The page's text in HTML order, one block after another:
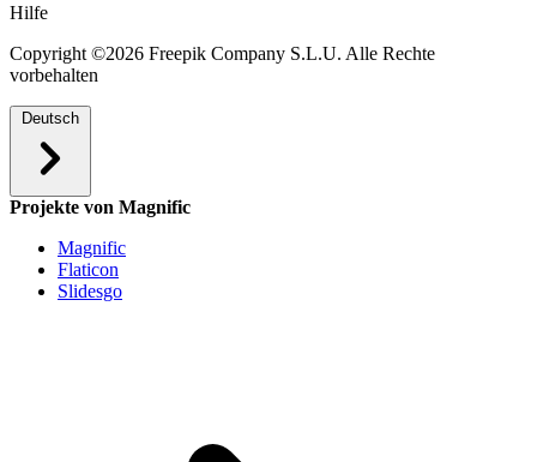
Hilfe
Copyright ©2026 Freepik Company S.L.U. Alle Rechte
vorbehalten
Deutsch
Projekte von Magnific
Magnific
Flaticon
Slidesgo